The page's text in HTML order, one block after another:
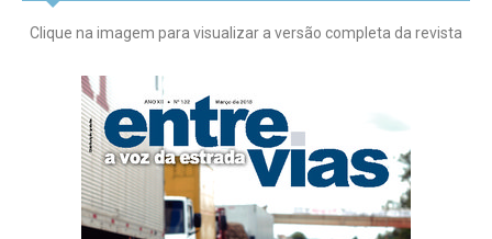
Clique na imagem para visualizar a versão completa da revista